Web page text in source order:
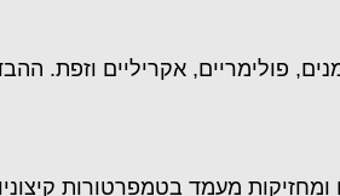
פולימריים, אקריליים וזפת.
מעמד בטמפרטורות